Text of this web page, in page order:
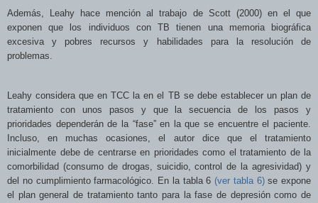
Además, Leahy hace mención al trabajo de Scott (2000) en el que
exponen que los individuos con TB tienen una memoria biográfica
excesiva y pobres recursos y habilidades para la resolución de
problemas.
Leahy considera que en TCC la en el TB se debe establecer un plan de
tratamiento con unos pasos y que la secuencia de los pasos y
prioridades dependerán de la “fase” en la que se encuentre el paciente.
Incluso, en muchas ocasiones, el autor dice que el tratamiento
inicialmente debe de centrarse en prioridades como el tratamiento de la
comorbilidad (consumo de drogas, suicidio, control de la agresividad) y
del no cumplimiento farmacológico. En la tabla 6 (ver tabla 6)se expone
el plan general de tratamiento tanto para la fase de depresión como de